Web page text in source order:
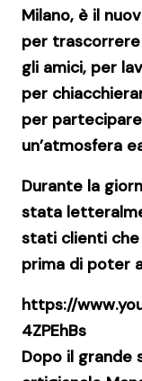
Milano, è il
per trascorrere
gli amici, per
per
per
un’atmosfera
Durante la
stata
stati clienti
prima di poter
https://
4ZPEhBs
Dopo il grande